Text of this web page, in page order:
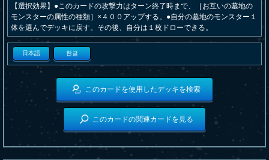
【選択効果】●このカードの攻撃力はターン終了時まで、［お互いの墓地の
モンスターの属性の種類］×４００アップする。●自分の墓地のモンスター１
体を選んでデッキに戻す。その後、自分は１枚ドローできる。
日本語 한글
このカードを使用したデッキを検索
このカードの関連カードを見る